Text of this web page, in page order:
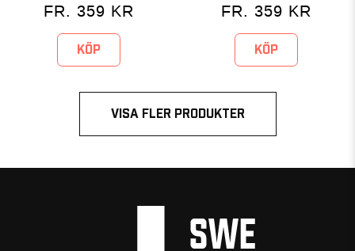
FR. 359 KR
KÖP
FR. 359 KR
KÖP
VISA FLER PRODUKTER